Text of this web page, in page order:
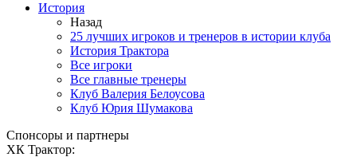
История
Назад
25 лучших игроков и тренеров в истории клуба
История Трактора
Все игроки
Все главные тренеры
Клуб Валерия Белоусова
Клуб Юрия Шумакова
Спонсоры и партнеры
ХК Трактор: